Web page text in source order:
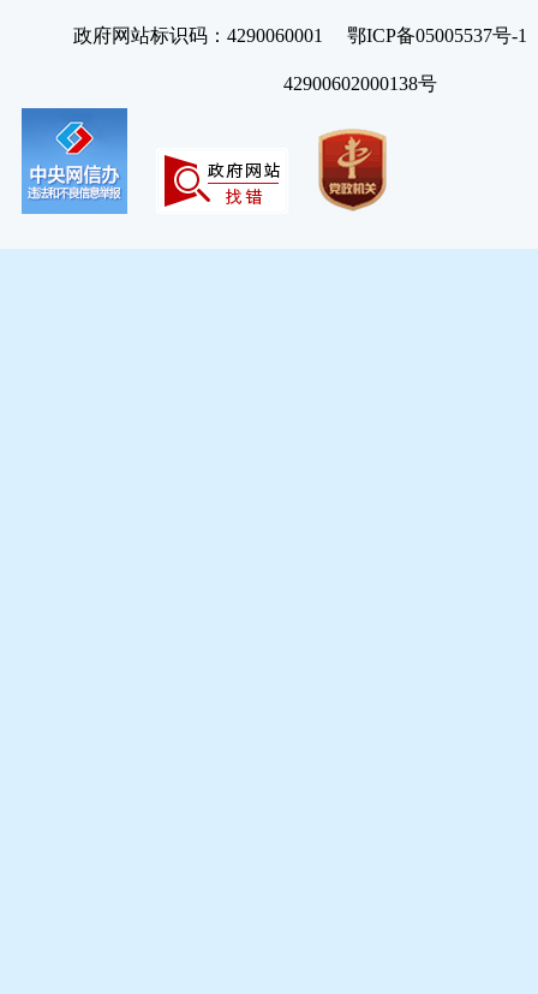
政府网站标识码：4290060001 鄂ICP备05005537号
42900602000138号